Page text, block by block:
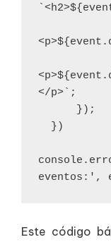
</p>`;
      });
  })
eventos:',
Este código